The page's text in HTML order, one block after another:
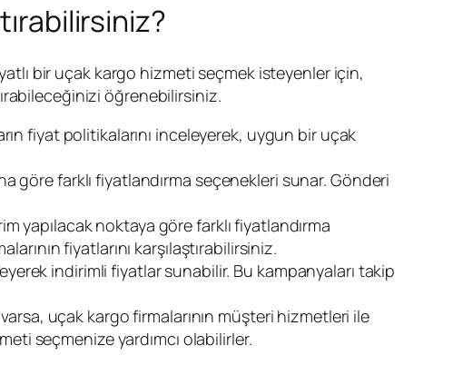
bir uçak kargo hizmeti seçmek isteyenler için,
öğrenebilirsiniz.
fiyat politikalarını inceleyerek, uygun bir uçak
göre farklı fiyatlandırma seçenekleri sunar. Gönderi
yapılacak noktaya göre farklı fiyatlandırma
fiyatlarını karşılaştırabilirsiniz.
indirimli fiyatlar sunabilir. Bu kampanyaları takip
uçak kargo firmalarının müşteri hizmetleri ile
seçmenize yardımcı olabilirler.